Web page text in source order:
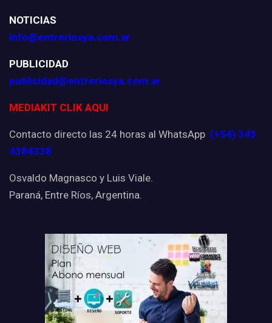
NOTICIAS
info@entreriosya.com.ar
PUBLICIDAD
publicidad@entreriosya.com.ar
MEDIAKIT CLIK AQUI
Contacto directo las 24 horas al WhatsApp (+54) 343
4384338
Osvaldo Magnasco y Luis Viale.
Paraná, Entre Ríos, Argentina.